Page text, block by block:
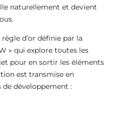
naturellement et devient
d’or définie par la
» qui explore toutes les
pour en sortir les éléments
est transmise en
de développement :